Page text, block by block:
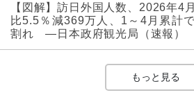
【図解】訪日外国人数、2026年4
比5.5％減369万人、1～4月累計
割れ ―日本政府観光局（速報）
もっと見る